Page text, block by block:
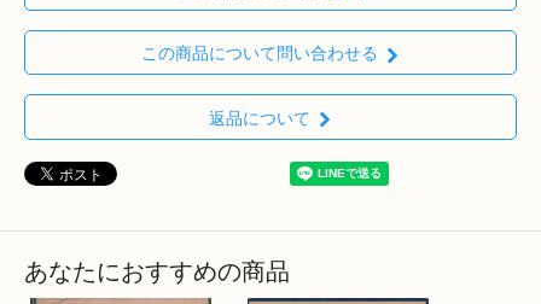
この商品について問い合わせる
返品について
あなたにおすすめの商品